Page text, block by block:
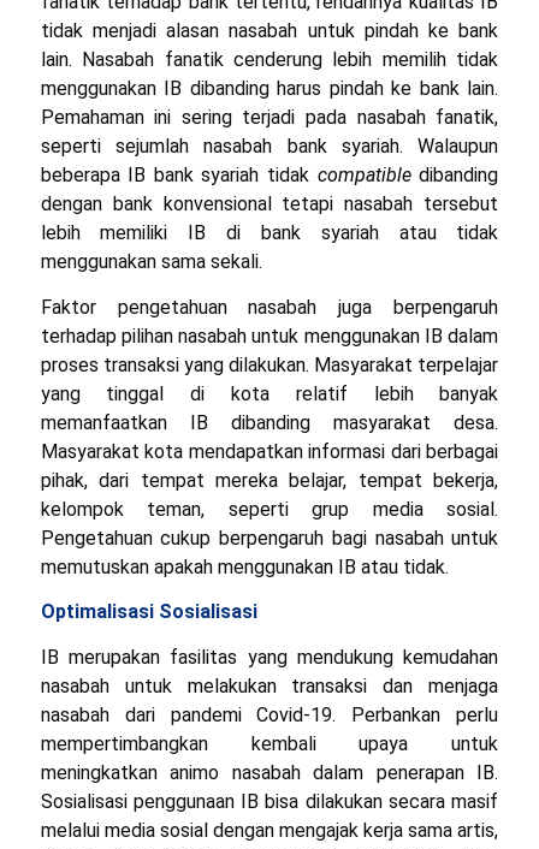
tidak menjadi alasan nasabah untuk pindah ke bank
lain. Nasabah fanatik cenderung lebih memilih tidak
menggunakan IB dibanding harus pindah ke bank lain.
Pemahaman ini sering terjadi pada nasabah fanatik,
seperti sejumlah nasabah bank syariah. Walaupun
beberapa IB bank syariah tidak compatibledibanding
dengan bank konvensional tetapi nasabah tersebut
lebih memiliki IB di bank syariah atau tidak
menggunakan sama sekali.
Faktor pengetahuan nasabah juga berpengaruh
terhadap pilihan nasabah untuk menggunakan IB dalam
proses transaksi yang dilakukan. Masyarakat terpelajar
yang tinggal di kota relatif lebih banyak
memanfaatkan IB dibanding masyarakat desa.
Masyarakat kota mendapatkan informasi dari berbagai
pihak, dari tempat mereka belajar, tempat bekerja,
kelompok teman, seperti grup media sosial.
Pengetahuan cukup berpengaruh bagi nasabah untuk
memutuskan apakah menggunakan IB atau tidak.
Optimalisasi Sosialisasi
IB merupakan fasilitas yang mendukung kemudahan
nasabah untuk melakukan transaksi dan menjaga
nasabah dari pandemi Covid-19. Perbankan perlu
mempertimbangkan kembali upaya untuk
meningkatkan animo nasabah dalam penerapan IB.
Sosialisasi penggunaan IB bisa dilakukan secara masif
melalui media sosial dengan mengajak kerja sama artis,